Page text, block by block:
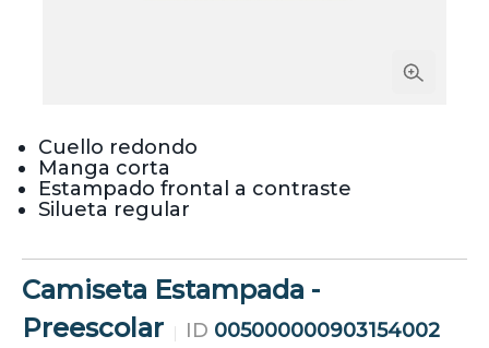
Cuello redondo
Manga corta
Estampado frontal a contraste
Silueta regular
Camiseta Estampada -
Preescolar
ID 005000000903154002